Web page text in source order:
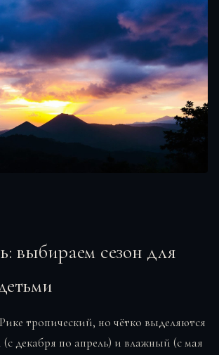
выбираем сезон для
тропический, но чётко выделяются
(с декабря по апрель) и влажный (с мая